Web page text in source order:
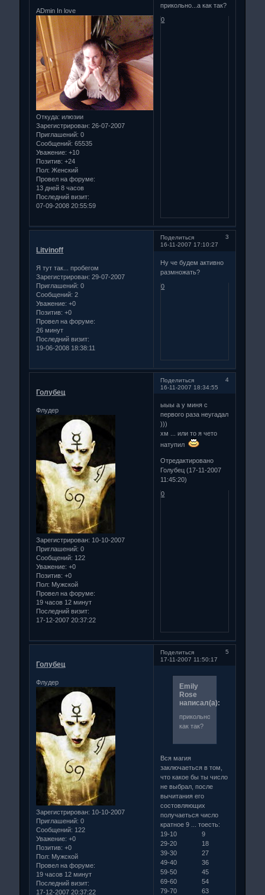
ADmin In love
Откуда: илюзии
Зарегистрирован: 26-07-2007
Приглашений: 0
Сообщений: 65535
Уважение: +10
Позитив: +24
Пол: Женский
Провел на форуме:
13 дней 8 часов
Последний визит:
07-09-2008 20:55:59
прикольно...а как так?
0
Поделиться
3
16-11-2007 17:10:27
Litvinoff
Я тут так... пробегом
Зарегистрирован: 29-07-2007
Приглашений: 0
Сообщений: 2
Уважение: +0
Позитив: +0
Провел на форуме:
26 минут
Последний визит:
19-06-2008 18:38:11
Ну че будем активно
размножать?
0
Поделиться
4
16-11-2007 18:34:55
Голубец
Флудер
Зарегистрирован: 10-10-2007
Приглашений: 0
Сообщений: 122
Уважение: +0
Позитив: +0
Пол: Мужской
Провел на форуме:
19 часов 12 минут
Последний визит:
17-12-2007 20:37:22
ыыы а у миня с
первого раза неугадал
)))
хм ... или то я чето
натупил
Отредактировано
Голубец (17-11-2007
11:45:20)
0
Поделиться
5
17-11-2007 11:50:17
Голубец
Флудер
Зарегистрирован: 10-10-2007
Приглашений: 0
Сообщений: 122
Уважение: +0
Позитив: +0
Пол: Мужской
Провел на форуме:
19 часов 12 минут
Последний визит:
17-12-2007 20:37:22
Emily
Rose
написал(а):
прикольно...а
как так?
Вся магия
заключаеться в том,
что какое бы ты число
не выбрал, после
вычитания его
состовляющих
получаеться число
кратное 9 ... тоесть:
19-10 9
29-20 18
39-30 27
49-40 36
59-50 45
69-60 54
79-70 63